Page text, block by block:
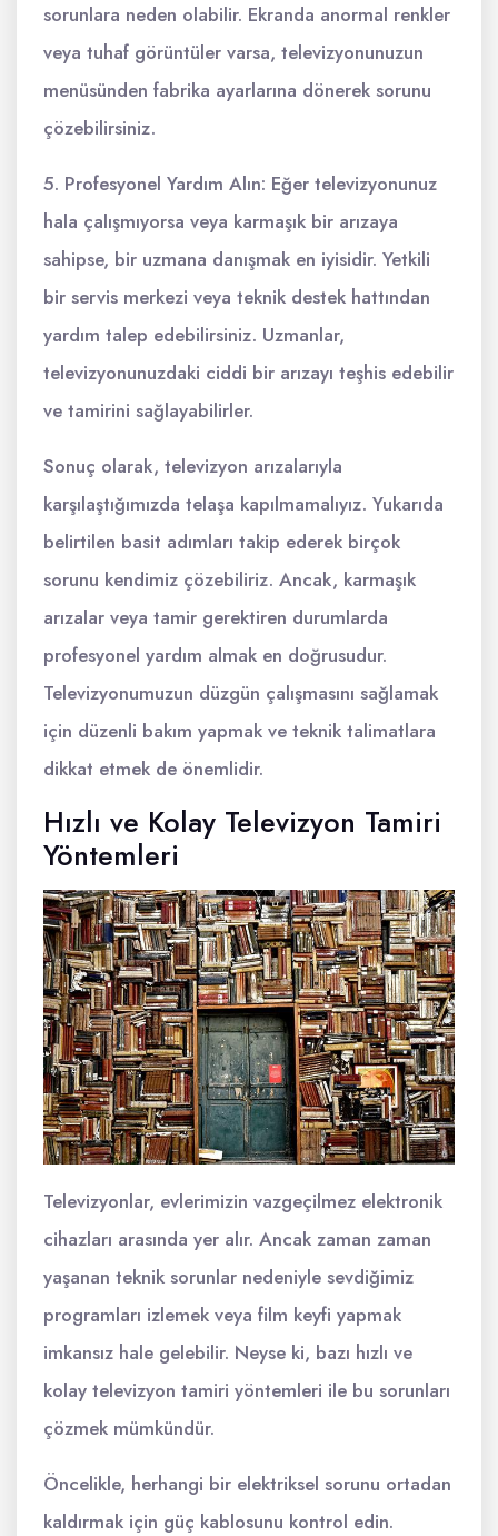
sorunlara neden olabilir. Ekranda anormal renkler
veya tuhaf görüntüler varsa, televizyonunuzun
menüsünden fabrika ayarlarına dönerek sorunu
çözebilirsiniz.
5. Profesyonel Yardım Alın: Eğer televizyonunuz
hala çalışmıyorsa veya karmaşık bir arızaya
sahipse, bir uzmana danışmak en iyisidir. Yetkili
bir servis merkezi veya teknik destek hattından
yardım talep edebilirsiniz. Uzmanlar,
televizyonunuzdaki ciddi bir arızayı teşhis edebilir
ve tamirini sağlayabilirler.
Sonuç olarak, televizyon arızalarıyla
karşılaştığımızda telaşa kapılmamalıyız. Yukarıda
belirtilen basit adımları takip ederek birçok
sorunu kendimiz çözebiliriz. Ancak, karmaşık
arızalar veya tamir gerektiren durumlarda
profesyonel yardım almak en doğrusudur.
Televizyonumuzun düzgün çalışmasını sağlamak
için düzenli bakım yapmak ve teknik talimatlara
dikkat etmek de önemlidir.
Hızlı ve Kolay Televizyon Tamiri
Yöntemleri
Televizyonlar, evlerimizin vazgeçilmez elektronik
cihazları arasında yer alır. Ancak zaman zaman
yaşanan teknik sorunlar nedeniyle sevdiğimiz
programları izlemek veya film keyfi yapmak
imkansız hale gelebilir. Neyse ki, bazı hızlı ve
kolay televizyon tamiri yöntemleri ile bu sorunları
çözmek mümkündür.
Öncelikle, herhangi bir elektriksel sorunu ortadan
kaldırmak için güç kablosunu kontrol edin.